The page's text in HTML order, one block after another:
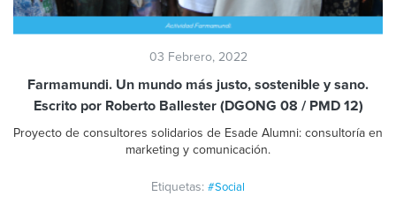
03 Febrero, 2022
Farmamundi. Un mundo más justo, sostenible y sano.
Escrito por Roberto Ballester (DGONG 08 / PMD 12)
Proyecto de consultores solidarios de Esade Alumni: consultoría en
marketing y comunicación.
Etiquetas: #Social